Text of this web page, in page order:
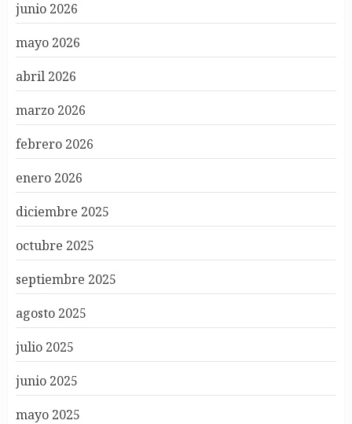
junio 2026
mayo 2026
abril 2026
marzo 2026
febrero 2026
enero 2026
diciembre 2025
octubre 2025
septiembre 2025
agosto 2025
julio 2025
junio 2025
mayo 2025